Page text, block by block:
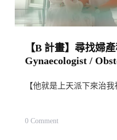
生
/
Obstetrician
【B 計畫】尋找婦
Gynaecologist /
【他就是上天派下來治我
0 CommentOn